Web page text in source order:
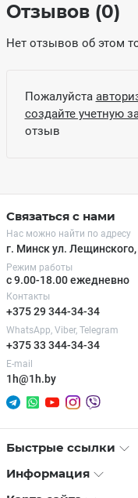
Отзывов (0)
Нет отзывов об этом
Пожалуйста
создайте учетную
отзыв
Связаться с нами
Нас можно найти по адресу
г. Минск ул. Лещинского,
Режим работы
с 9.00-18.00 ежедневно
Контакты
+375 29 344-34-34
WhatsApp, Viber, Telegram
+375 33 344-34-34
E-mail
1h@1h.by
Быстрые ссылки
Информация